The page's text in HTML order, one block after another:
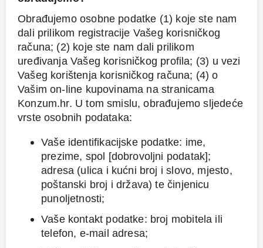
Obrađujemo osobne podatke (1) koje ste nam
dali prilikom registracije Vašeg korisničkog
računa; (2) koje ste nam dali prilikom
uređivanja Vašeg korisničkog profila; (3) u vezi
Vašeg korištenja korisničkog računa; (4) o
Vašim on-line kupovinama na stranicama
Konzum.hr. U tom smislu, obrađujemo sljedeće
vrste osobnih podataka:
Vaše identifikacijske podatke: ime,
prezime, spol [dobrovoljni podatak];
adresa (ulica i kućni broj i slovo, mjesto,
poštanski broj i država) te činjenicu
punoljetnosti;
Vaše kontakt podatke: broj mobitela ili
telefon, e-mail adresa;